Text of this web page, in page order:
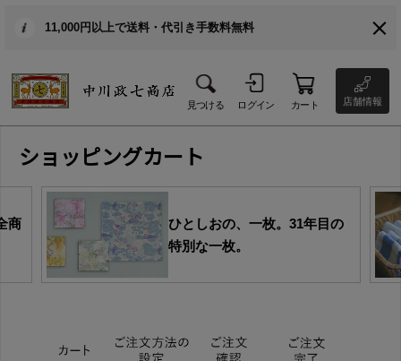
11,000円以上で送料・代引き手数料無料
見つける ログイン カート 店舗情報
ショッピングカート
ひとしおの、一枚。31年目の
特別な一枚。